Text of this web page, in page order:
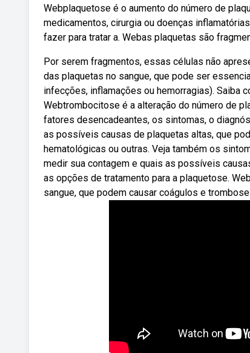
Webplaquetose é o aumento do número de
medicamentos, cirurgia ou doenças
fazer para tratar a. Webas plaquetas são
Por serem fragmentos, essas células não
das plaquetas no sangue, que pode ser
infecções, inflamações ou hemorragias). Saiba
Webtrombocitose é a alteração do número de
fatores desencadeantes, os sintomas, o
as possíveis causas de plaquetas altas, que
hematológicas ou outras. Veja também os
medir sua contagem e quais as possíveis
as opções de tratamento para a plaquetose.
sangue, que podem causar coágulos e